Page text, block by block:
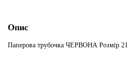
Опис
Паперова трубочка ЧЕРВОНА Розмір